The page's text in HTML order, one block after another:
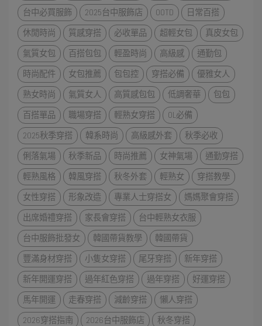
台中必買服飾
2025台中服飾店 OOTD
日常百搭
休閒時尚
質感穿搭 必收單品 超輕女包
真皮女包
氣質女包
百搭包包 輕盈時尚 高級感
通勤包
時尚配件
女包推薦 包包控 穿搭必備
優雅女人
熟女時尚
氣質女人 高質感包包 低調奢華
包包
百搭單品
職場穿搭 輕熟女穿搭
OL必備
2025秋季穿搭
韓系時尚 高級感外套
秋季必收
俐落氣場
秋季新品 時尚推薦 女神氣場
通勤穿搭
輕熟風格
韓風穿搭 秋冬外套 輕熟女
穿搭教學
女性穿搭
形象改造 專業人士穿搭女
媽媽聚會穿搭
出席婚禮穿搭
家長會穿搭
台中輕熟女衣服
台中服飾批發女
韓國帶貨教學
韓國帶貨
豐滿身材穿搭
小隻女穿搭 尾牙穿搭
新年穿搭
新年開運穿搭
過年紅色穿搭 過年穿搭
好運穿搭
馬年開運
走春穿搭 減齡穿搭
懶人穿搭
2026穿搭指南
2026台中服飾店
秋冬穿搭